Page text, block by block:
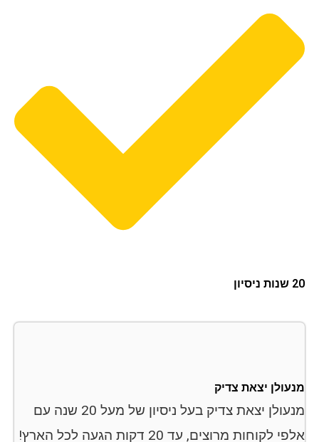
יצאת צדיק
מנעולן יצאת צדיק בעל ניסיון של מעל 20 שנה עם
אלפי לקוחות מרוצים, עד 20 דקות הגעה לכל הארץ!